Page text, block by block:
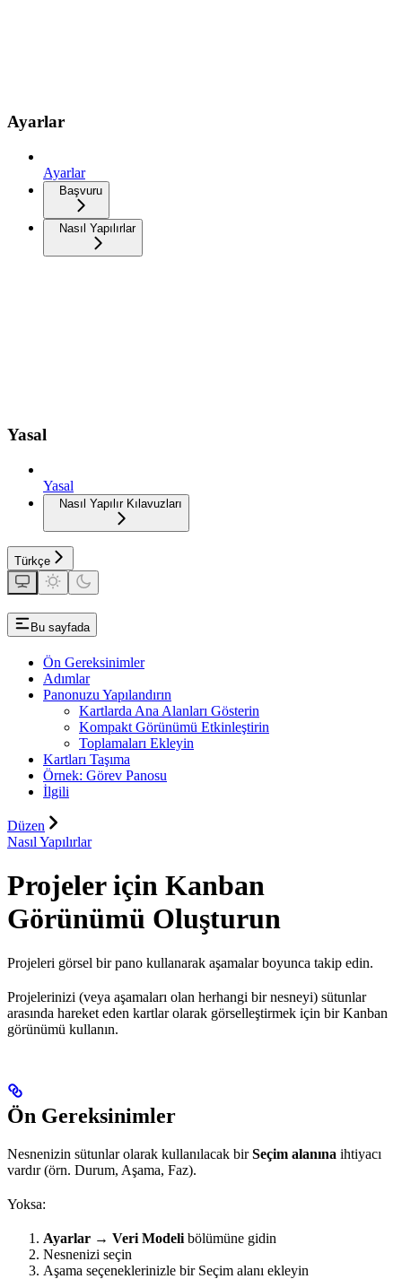
Ayarlar
Ayarlar
Başvuru
Nasıl Yapılırlar
Yasal
Yasal
Nasıl Yapılır Kılavuzları
Türkçe
Bu sayfada
Ön Gereksinimler
Adımlar
Panonuzu Yapılandırın
Kartlarda Ana Alanları Gösterin
Kompakt Görünümü Etkinleştirin
Toplamaları Ekleyin
Kartları Taşıma
Örnek: Görev Panosu
İlgili
Düzen
Nasıl Yapılırlar
Projeler için Kanban
Görünümü Oluşturun
Projeleri görsel bir pano kullanarak aşamalar boyunca takip edin.
Projelerinizi (veya aşamaları olan herhangi bir nesneyi) sütunlar
arasında hareket eden kartlar olarak görselleştirmek için bir Kanban
görünümü kullanın.
Ön Gereksinimler
Nesnenizin sütunlar olarak kullanılacak birSeçim alanına ihtiyacı
vardır (örn. Durum, Aşama, Faz).
Yoksa:
Ayarlar → Veri Modeli bölümüne gidin
Nesnenizi seçin
Aşama seçeneklerinizle bir Seçim alanı ekleyin